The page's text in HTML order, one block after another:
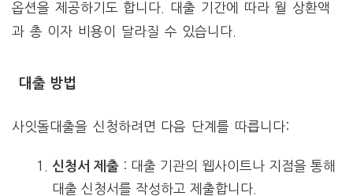
옵션을 제공하기도 합니다. 대출 기간에 따라 월 상환액
과 총 이자 비용이 달라질 수 있습니다.
대출 방법
사잇돌대출을 신청하려면 다음 단계를 따릅니다:
신청서 제출 : 대출 기관의 웹사이트나 지점을 통해
대출 신청서를 작성하고 제출합니다.